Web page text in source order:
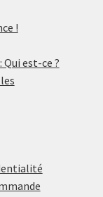
!
est-ce ?